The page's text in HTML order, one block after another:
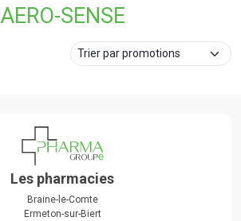
AERO-SENSE
Les pharmacies
Braine-le-Comte
Ermeton-sur-Biert